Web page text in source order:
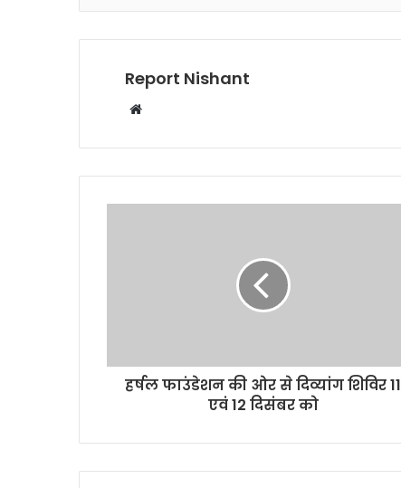
Report Nishant
b
s
हर्षल फाउंडेशन की ओर से दिव्यांग शिविर 11
एवं 12 दिसंबर को